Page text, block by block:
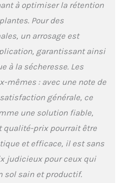
à optimiser la rétention
Pour des
un arrosage est
garantissant ainsi
à la sécheresse. Les
mêmes : avec une note de
générale, ce
une solution fiable,
qualité-prix pourrait être
et efficace, il est sans
judicieux pour ceux qui
sol sain et productif.